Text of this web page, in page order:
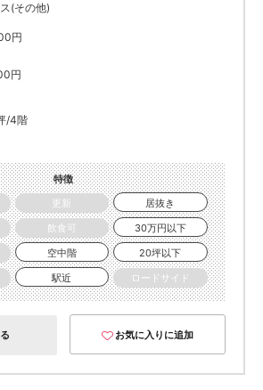
(その他)
円
円
/4階
特徴
更新
居抜き
飲食可
30万円以下
空中階
20坪以下
駅近 ロードサイド
お気に入りに追加